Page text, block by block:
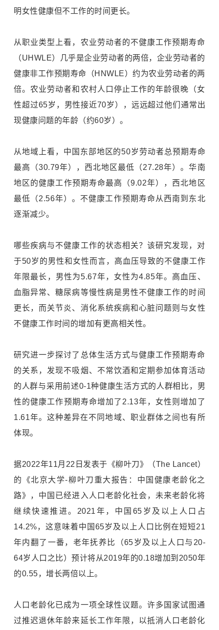
明女性健康但不工作的时间更长。
从职业类型上看，农业劳动者的不健康工作预期寿命
（UHWLE）几乎是企业劳动者的两倍，企业劳动者的
健康非工作预期寿命（HNWLE）约为农业劳动者的两
倍。农业劳动者和农村人口停止工作的年龄很晚（女
性超过65岁，男性接近70岁），远远超过他们通常出
现健康问题的年龄（约60岁）。
从地域上看，中国东部地区的50岁劳动者总预期寿命
最高（30.79年），西北地区最低（27.28年）。华南
地区的健康工作预期寿命最高（9.02年），西北地区
最低（2.56年）。不健康工作预期寿命从西南到东北
逐渐减少。
哪些疾病与不健康工作的状态相关？该研究发现，对
于50岁的男性和女性而言， 高血压导致的不健康工作
年限最长，男性为5.67年，女性为4.85年。高血压、
血脂异常、糖尿病等慢性病是男性不健康工作的时间
更长，而关节炎、 消化系统疾病和心脏问题则与女性
不健康工作时间的增加有更高相关性。
研究进一步探讨了总体生活方式与健康工作预期寿命
的关系，发现不吸烟、不常饮酒和定期参加体育活动
的人群与采用前述0-1种健康生活方式的人群相比，男
性的健康工作预期寿命增加了2.13年，女性则增加了
1.61年。这种差异在不同地域、职业群体之间也有所
体现。
据2022年11月22日发表于《柳叶刀》（The Lancet）
的《北京大学-柳叶刀重大报告：中国健康老龄化之
路》，中国已经进入人口老龄化社会，未来老龄化将
继续快速推进。2021年，中国65岁及以上人口占
14.2%，这意味着中国65岁及以上人口比例在短短21
年内翻了一番，老年抚养比（65岁及以上人口与20-
64岁人口之比）预计将从2019年的0.18增加到2050年
的0.55，增长两倍以上。
人口老龄化已成为一项全球性议题。许多国家试图通
过推迟退休年龄来延长工作年限，以抵消人口老龄化